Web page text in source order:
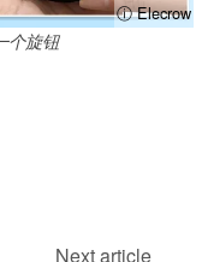
ⓘ Elecrow
个旋钮
Next article